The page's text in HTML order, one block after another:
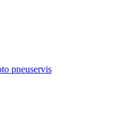
pneuservis